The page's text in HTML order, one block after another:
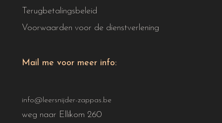
Terugbetalingsbeleid
Voorwaarden voor de dienstverlening
Mail me voor meer info:
info@leersnijder-zappas.be
weg naar Ellikom 260